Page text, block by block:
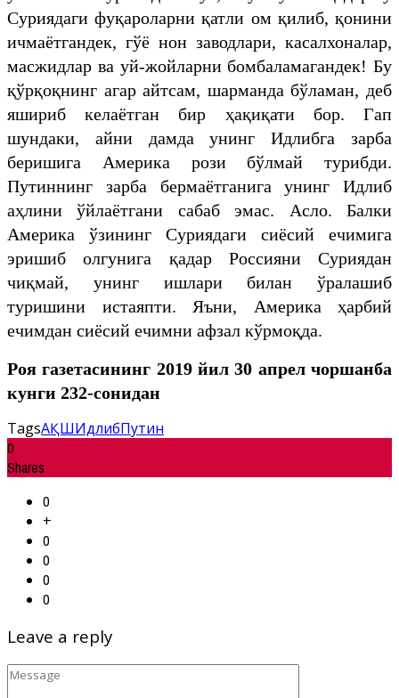
Суриядаги фуқароларни қатли ом қилиб, қонини
ичмаётгандек, гўё нон заводлари, касалхоналар,
масжидлар ва уй-жойларни бомбаламагандек! Бу
қўрқоқнинг агар айтсам, шарманда бўламан, деб
яшириб келаётган бир ҳақиқати бор. Гап
шундаки, айни дамда унинг Идлибга зарба
беришига Америка рози бўлмай турибди.
Путиннинг зарба бермаётганига унинг Идлиб
аҳлини ўйлаётгани сабаб эмас. Асло. Балки
Америка ўзининг Суриядаги сиёсий ечимига
эришиб олгунига қадар Россияни Суриядан
чиқмай, унинг ишлари билан ўралашиб
туришини истаяпти. Яъни, Америка ҳарбий
ечимдан сиёсий ечимни афзал кўрмоқда.
Роя газетасининг 2019 йил 30 апрел чоршанба
кунги 232-сонидан
TagsАҚШИдлибПутин
0
Shares
0
+
0
0
0
0
Leave a reply